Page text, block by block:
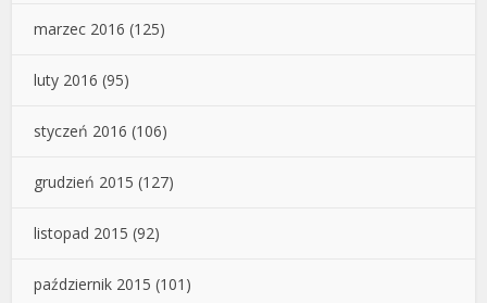
marzec 2016 (125)
luty 2016 (95)
styczeń 2016 (106)
grudzień 2015 (127)
listopad 2015 (92)
październik 2015 (101)